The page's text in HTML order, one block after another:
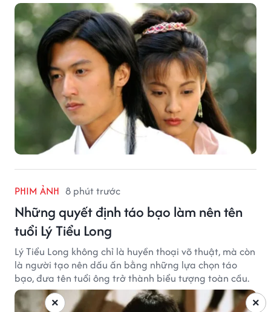
PHIM ẢNH 8 phút trước
Những quyết định táo bạo làm nên tên
tuổi Lý Tiểu Long
Lý Tiểu Long không chỉ là huyền thoại võ thuật, mà còn
là người tạo nên dấu ấn bằng những lựa chọn táo
bạo, đưa tên tuổi ông trở thành biểu tượng toàn cầu.
×
×